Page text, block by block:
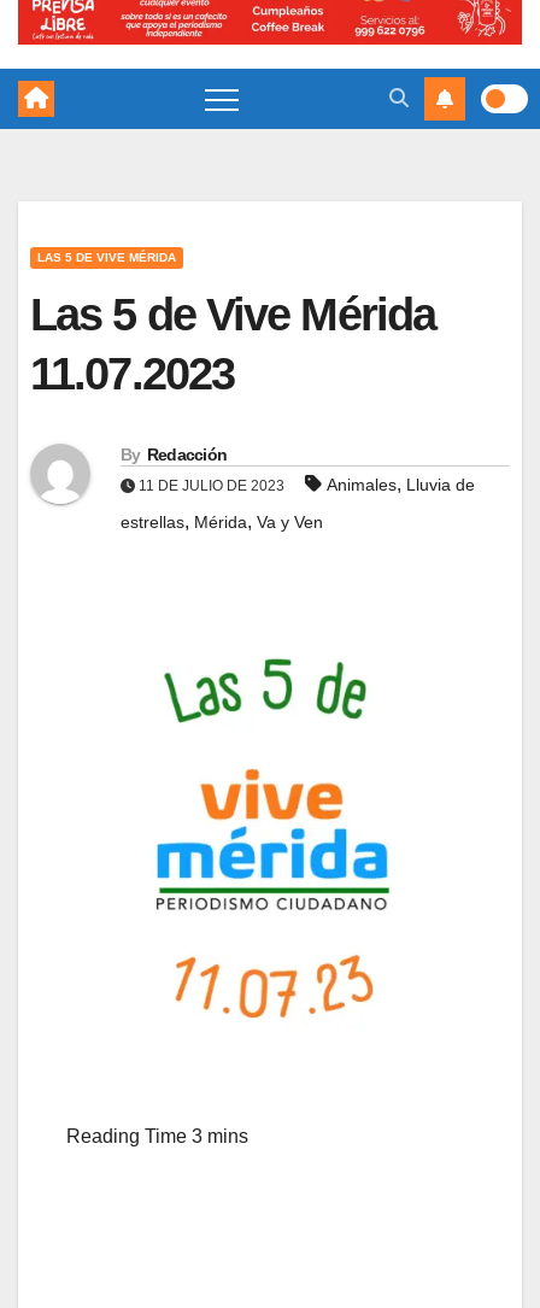
LAS 5 DE VIVE MÉRIDA
Las 5 de Vive Mérida
11.07.2023
By Redacción
11 DE JULIO DE 2023 Animales, Lluvia de
estrellas, Mérida, Va y Ven